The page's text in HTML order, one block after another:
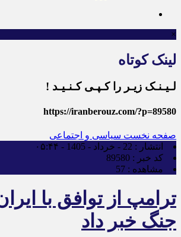
×
لینک کوتاه
لـیـنـک زیـر را کـپـی کـنـیـد !
https://iranberouz.com/?p=89580
صفحه نخست سیاسی و اجتماعی
انتشار : 22 - خرداد - 1405 - ۰۵:۴۴
کد خبر : 89580
مشاهده : 57
ترامپ از توافق با
جنگ خبر داد